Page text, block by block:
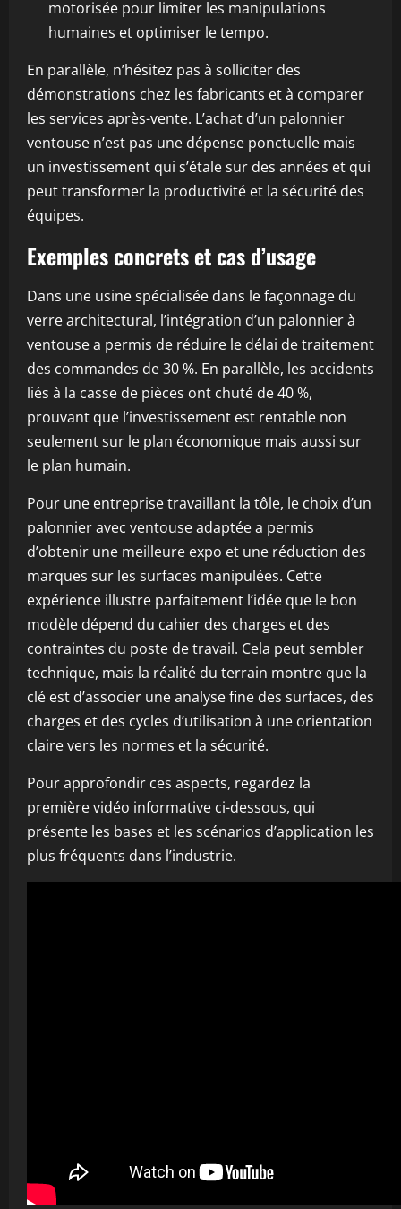
motorisée pour limiter les manipulations
humaines et optimiser le tempo.
En parallèle, n’hésitez pas à solliciter des
démonstrations chez les fabricants et à comparer
les services après-vente. L’achat d’un palonnier
ventouse n’est pas une dépense ponctuelle mais
un investissement qui s’étale sur des années et qui
peut transformer la productivité et la sécurité des
équipes.
Exemples concrets et cas d’usage
Dans une usine spécialisée dans le façonnage du
verre architectural, l’intégration d’un palonnier à
ventouse a permis de réduire le délai de traitement
des commandes de 30 %. En parallèle, les accidents
liés à la casse de pièces ont chuté de 40 %,
prouvant que l’investissement est rentable non
seulement sur le plan économique mais aussi sur
le plan humain.
Pour une entreprise travaillant la tôle, le choix d’un
palonnier avec ventouse adaptée a permis
d’obtenir une meilleure expo et une réduction des
marques sur les surfaces manipulées. Cette
expérience illustre parfaitement l’idée que le bon
modèle dépend du cahier des charges et des
contraintes du poste de travail. Cela peut sembler
technique, mais la réalité du terrain montre que la
clé est d’associer une analyse fine des surfaces, des
charges et des cycles d’utilisation à une orientation
claire vers les normes et la sécurité.
Pour approfondir ces aspects, regardez la
première vidéo informative ci-dessous, qui
présente les bases et les scénarios d’application les
plus fréquents dans l’industrie.